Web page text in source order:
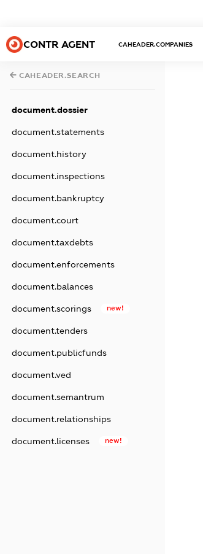
CONTR AGENT CAHEADER.COMPANIES
CAHEADER.SEARCH
document.dossier
document.statements
document.history
document.inspections
document.bankruptcy
document.court
document.taxdebts
document.enforcements
document.balances
document.scorings new!
document.tenders
document.publicfunds
document.ved
document.semantrum
document.relationships
document.licenses new!